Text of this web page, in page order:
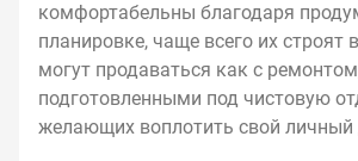
комфортабельны благодаря
планировке, чаще всего их строят
могут продаваться как с
подготовленными под чистовую
желающих воплотить свой личный